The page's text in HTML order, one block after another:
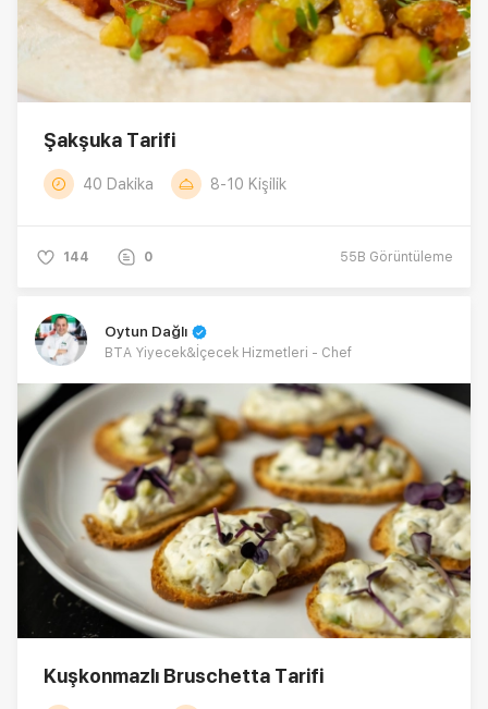
Şakşuka Tarifi
40 Dakika 8-10 Kişilik
144 0 55B Görüntüleme
Oytun Dağlı
BTA Yiyecek&İçecek Hizmetleri - Chef
Kuşkonmazlı Bruschetta Tarifi